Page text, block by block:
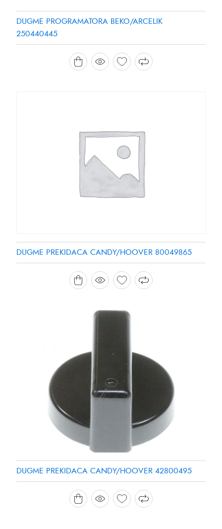
DUGME PROGRAMATORA BEKO/ARCELIK
250440445
DUGME PREKIDACA CANDY/HOOVER 80049865
DUGME PREKIDACA CANDY/HOOVER 42800495